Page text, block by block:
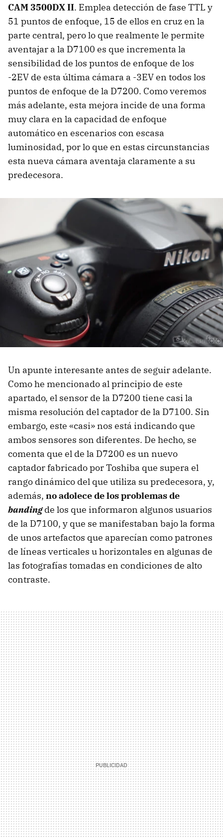
CAM 3500DX II. Emplea detección de fase TTL y
51 puntos de enfoque, 15 de ellos en cruz en la
parte central, pero lo que realmente le permite
aventajar a la D7100 es que incrementa la
sensibilidad de los puntos de enfoque de los
-2EV de esta última cámara a -3EV en todos los
puntos de enfoque de la D7200. Como veremos
más adelante, esta mejora incide de una forma
muy clara en la capacidad de enfoque
automático en escenarios con escasa
luminosidad, por lo que en estas circunstancias
esta nueva cámara aventaja claramente a su
predecesora.
Un apunte interesante antes de seguir adelante.
Como he mencionado al principio de este
apartado, el sensor de la D7200 tiene casi la
misma resolución del captador de la D7100. Sin
embargo, este «casi» nos está indicando que
ambos sensores son diferentes. De hecho, se
comenta que el de la D7200 es un nuevo
captador fabricado por Toshiba que supera el
rango dinámico del que utiliza su predecesora, y,
además, no adolece de los problemas de
bandingde los que informaron algunos usuarios
de la D7100, y que se manifestaban bajo la forma
de unos artefactos que aparecían como patrones
de líneas verticales u horizontales en algunas de
las fotografías tomadas en condiciones de alto
contraste.